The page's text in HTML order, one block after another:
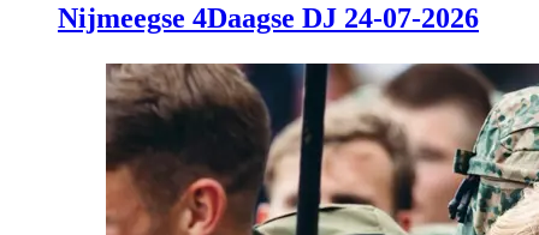
Nijmeegse 4Daagse DJ 24-07-2026